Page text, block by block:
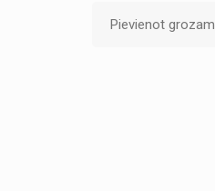
Pievienot grozam